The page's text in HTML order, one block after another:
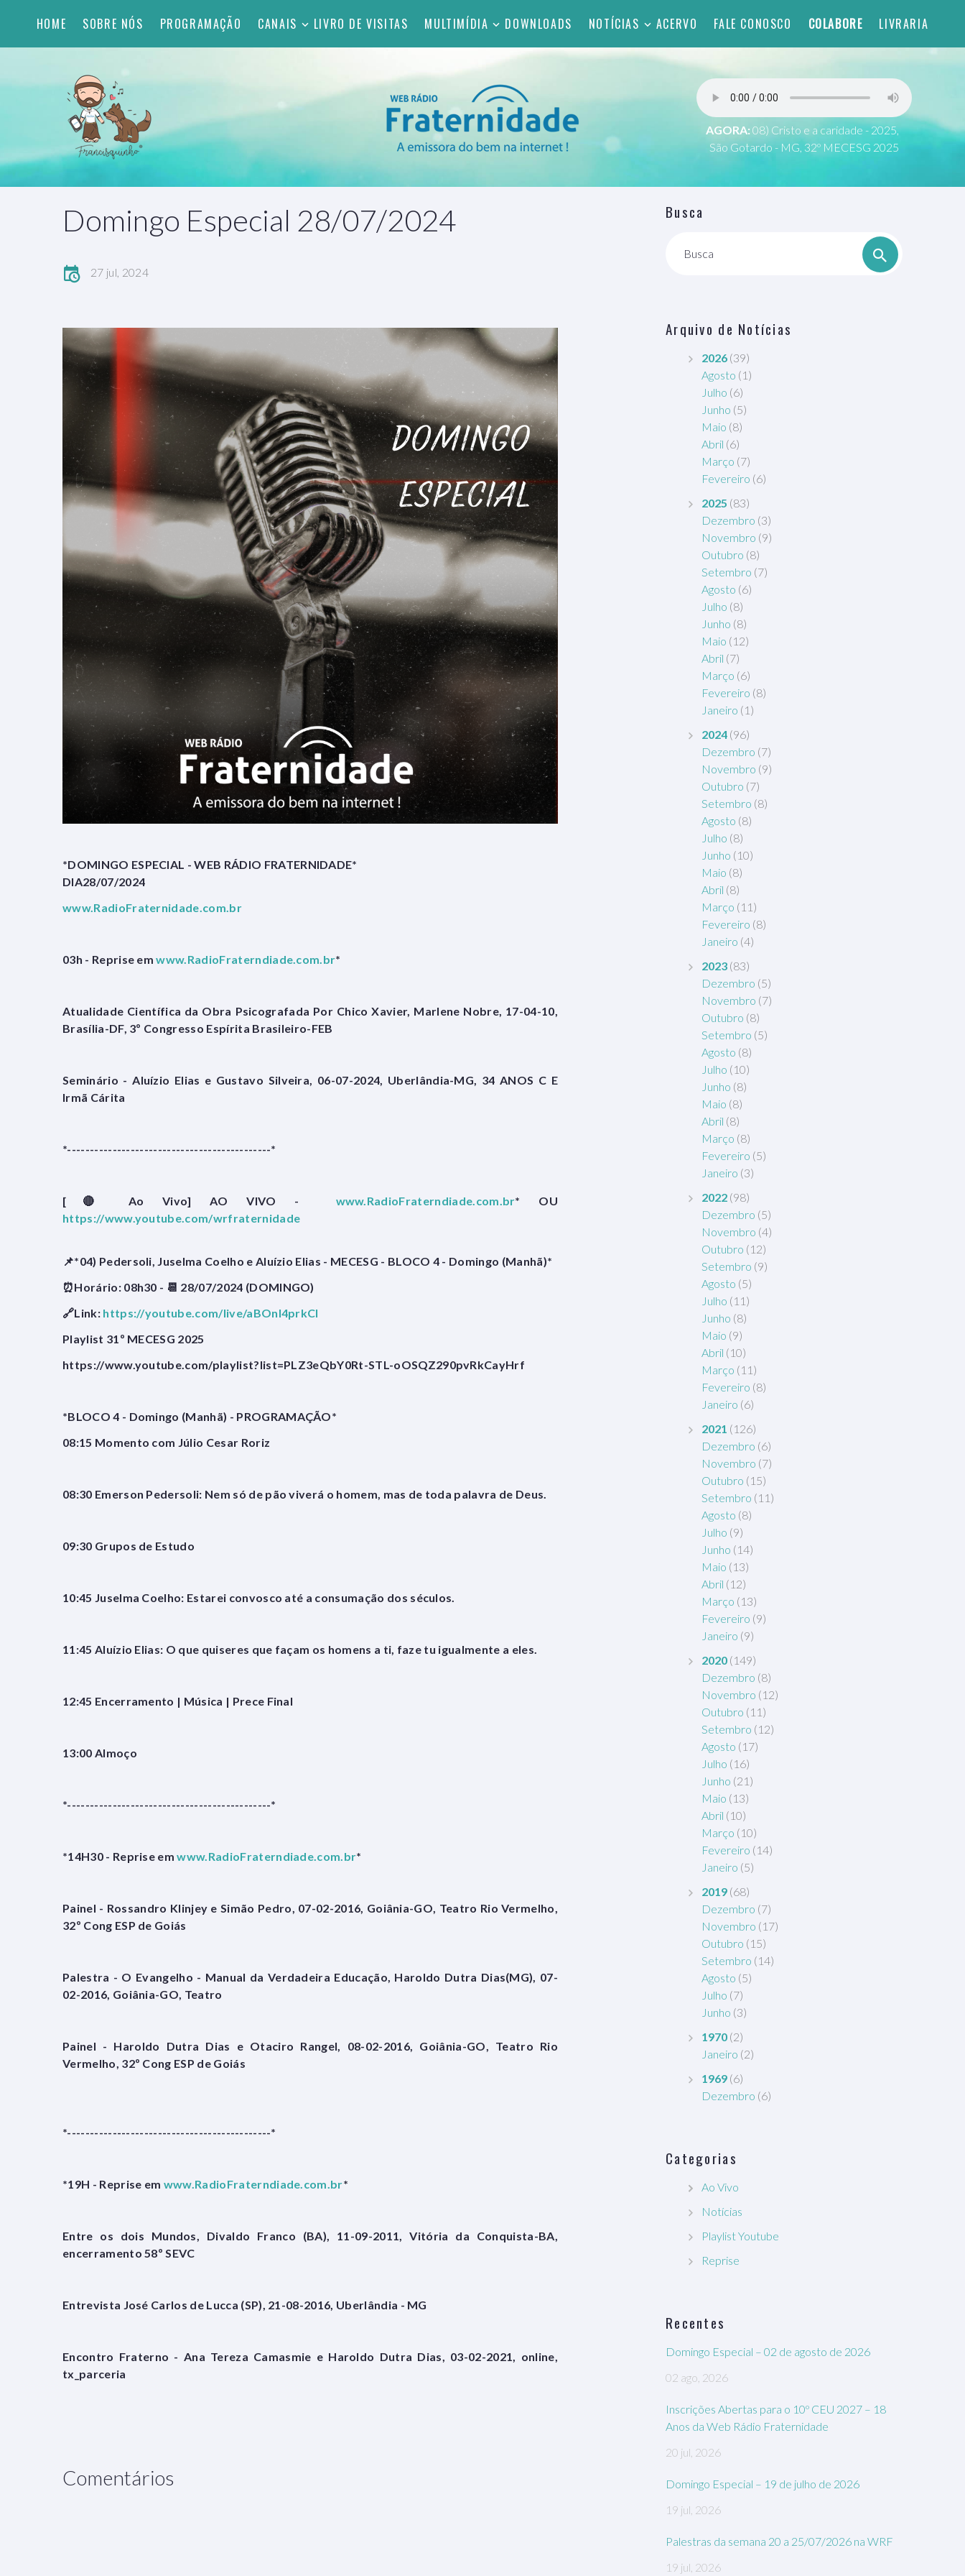
HOME SOBRE NÓS PROGRAMAÇÃO CANAIS LIVRO DE VISITAS MULTIMÍDIA DOWNLOADS NOTÍCIAS ACERVO FALE CONOSCO COLABORE LIVRARIA
AGORA: 08) Cristo e a caridade - 2025,
São Gotardo - MG, 32º MECESG 2025
Domingo Especial 28/07/2024
27 jul, 2024
*DOMINGO ESPECIAL - WEB RÁDIO FRATERNIDADE*
DIA28/07/2024
www.RadioFraternidade.com.br
03h - Reprise emwww.RadioFraterndiade.com.br*
Atualidade Científica da Obra Psicografada Por Chico Xavier, Marlene Nobre, 17-04-10,
Brasília-DF, 3º Congresso Espírita Brasileiro-FEB
Seminário - Aluízio Elias e Gustavo Silveira, 06-07-2024, Uberlândia-MG, 34 ANOS C E
Irmã Cárita
*---------------------------------------------*
[🔴 Ao Vivo] AO VIVO - www.RadioFraterndiade.com.br* OU
https://www.youtube.com/wrfraternidade
📌*04) Pedersoli, Juselma Coelho e Aluízio Elias - MECESG - BLOCO 4 - Domingo (Manhã)*
⏰Horário: 08h30 - 📆 28/07/2024 (DOMINGO)
🔗Link: https://youtube.com/live/aBOnl4prkCI
Playlist 31º MECESG 2025
https://www.youtube.com/playlist?list=PLZ3eQbY0Rt-STL-oOSQZ290pvRkCayHrf
*BLOCO 4 - Domingo (Manhã) - PROGRAMAÇÃO*
08:15 Momento com Júlio Cesar Roriz
08:30 Emerson Pedersoli: Nem só de pão viverá o homem, mas de toda palavra de Deus.
09:30 Grupos de Estudo
10:45 Juselma Coelho: Estarei convosco até a consumação dos séculos.
11:45 Aluízio Elias: O que quiseres que façam os homens a ti, faze tu igualmente a eles.
12:45 Encerramento | Música | Prece Final
13:00 Almoço
*---------------------------------------------*
*14H30 - Reprise emwww.RadioFraterndiade.com.br*
Painel - Rossandro Klinjey e Simão Pedro, 07-02-2016, Goiânia-GO, Teatro Rio Vermelho,
32º Cong ESP de Goiás
Palestra - O Evangelho - Manual da Verdadeira Educação, Haroldo Dutra Dias(MG), 07-
02-2016, Goiânia-GO, Teatro
Painel - Haroldo Dutra Dias e Otaciro Rangel, 08-02-2016, Goiânia-GO, Teatro Rio
Vermelho, 32º Cong ESP de Goiás
*---------------------------------------------*
*19H - Reprise em www.RadioFraterndiade.com.br*
Entre os dois Mundos, Divaldo Franco (BA), 11-09-2011, Vitória da Conquista-BA,
encerramento 58º SEVC
Entrevista José Carlos de Lucca (SP), 21-08-2016, Uberlândia - MG
Encontro Fraterno - Ana Tereza Camasmie e Haroldo Dutra Dias, 03-02-2021, online,
tx_parceria
Comentários
Busca
Busca
Arquivo de Notícias
2026 (39)
Agosto (1)
Julho (6)
Junho (5)
Maio (8)
Abril (6)
Março (7)
Fevereiro (6)
2025 (83)
Dezembro (3)
Novembro (9)
Outubro (8)
Setembro (7)
Agosto (6)
Julho (8)
Junho (8)
Maio (12)
Abril (7)
Março (6)
Fevereiro (8)
Janeiro (1)
2024 (96)
Dezembro (7)
Novembro (9)
Outubro (7)
Setembro (8)
Agosto (8)
Julho (8)
Junho (10)
Maio (8)
Abril (8)
Março (11)
Fevereiro (8)
Janeiro (4)
2023 (83)
Dezembro (5)
Novembro (7)
Outubro (8)
Setembro (5)
Agosto (8)
Julho (10)
Junho (8)
Maio (8)
Abril (8)
Março (8)
Fevereiro (5)
Janeiro (3)
2022 (98)
Dezembro (5)
Novembro (4)
Outubro (12)
Setembro (9)
Agosto (5)
Julho (11)
Junho (8)
Maio (9)
Abril (10)
Março (11)
Fevereiro (8)
Janeiro (6)
2021 (126)
Dezembro (6)
Novembro (7)
Outubro (15)
Setembro (11)
Agosto (8)
Julho (9)
Junho (14)
Maio (13)
Abril (12)
Março (13)
Fevereiro (9)
Janeiro (9)
2020 (149)
Dezembro (8)
Novembro (12)
Outubro (11)
Setembro (12)
Agosto (17)
Julho (16)
Junho (21)
Maio (13)
Abril (10)
Março (10)
Fevereiro (14)
Janeiro (5)
2019 (68)
Dezembro (7)
Novembro (17)
Outubro (15)
Setembro (14)
Agosto (5)
Julho (7)
Junho (3)
1970 (2)
Janeiro (2)
1969 (6)
Dezembro (6)
Categorias
Ao Vivo
Notícias
Playlist Youtube
Reprise
Recentes
Domingo Especial – 02 de agosto de 2026
02 ago, 2026
Inscrições Abertas para o 10º CEU 2027 – 18
Anos da Web Rádio Fraternidade
20 jul, 2026
Domingo Especial – 19 de julho de 2026
19 jul, 2026
Palestras da semana 20 a 25/07/2026 na WRF
19 jul, 2026